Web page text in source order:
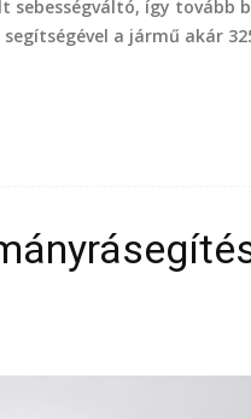
így tovább
a jármű akár